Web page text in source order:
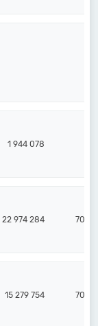
1 944 078
22 974 284 70
15 279 754 70